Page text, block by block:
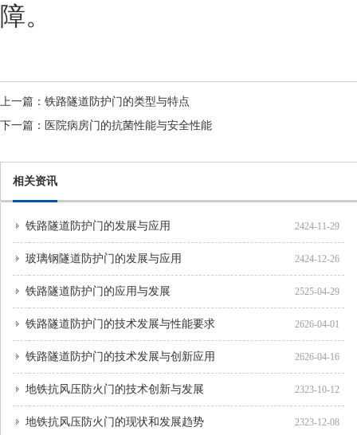
障。
上一篇： 铁路隧道防护门的类型与特点
下一篇： 医院病房门的抗菌性能与安全性能
相关资讯
铁路隧道防护门的发展与应用 2424-11-29
玻璃钢隧道防护门的发展与应用 2424-12-26
铁路隧道防护门的应用与发展 2525-04-29
铁路隧道防护门的技术发展与性能要求 2626-04-01
铁路隧道防护门的技术发展与创新应用 2626-04-16
地铁抗风压防火门的技术创新与发展 2323-10-12
地铁抗风压防火门的现状和发展趋势 2323-12-08